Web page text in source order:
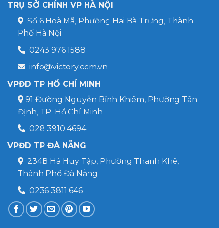
TRỤ SỞ CHÍNH VP HÀ NỘI
Số 6 Hoà Mã, Phường Hai Bà Trưng, Thành
Phố Hà Nội
0243 976 1588
info@victory.com.vn
VPĐD TP HỒ CHÍ MINH
91 Đường Nguyễn Bỉnh Khiêm, Phường Tân
Định, TP. Hồ Chí Minh
028 3910 4694
VPĐD TP ĐÀ NẴNG
234B Hà Huy Tập, Phường Thanh Khê,
Thành Phố Đà Nẵng
0236 3811 646